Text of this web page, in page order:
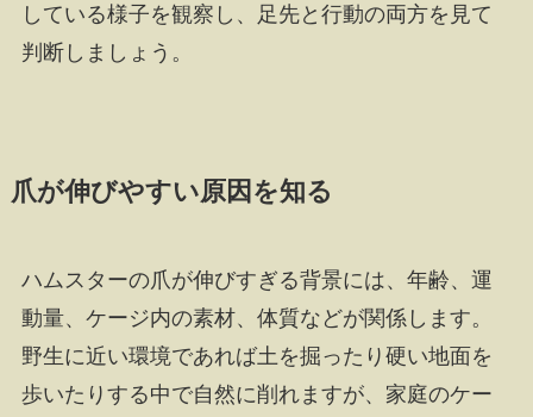
している様子を観察し、足先と行動の両方を見て
判断しましょう。
爪が伸びやすい原因を知る
ハムスターの爪が伸びすぎる背景には、年齢、運
動量、ケージ内の素材、体質などが関係します。
野生に近い環境であれば土を掘ったり硬い地面を
歩いたりする中で自然に削れますが、家庭のケー